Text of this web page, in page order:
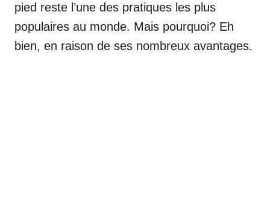
pied reste l’une des pratiques les plus
populaires au monde. Mais pourquoi? Eh
bien, en raison de ses nombreux avantages.